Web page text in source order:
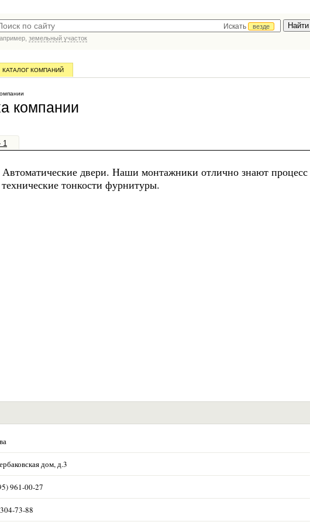
Искать
везде
земельный участок
КАТАЛОГ КОМПАНИЙ
компании
1
двери. Наши монтажники отлично знают процесс
тонкости фурнитуры.
дом, д.3
961-00-27
73-88